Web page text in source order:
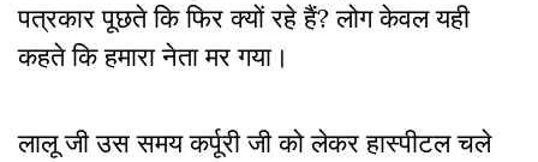
पत्रकार पूछते कि फिर क्यों रहे हैं? लोग केवल यही
कहते कि हमारा नेता मर गया।
लालू जी उस समय कर्पूरी जी को लेकर हास्पीटल चले